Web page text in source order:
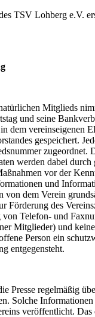
TSV Lohberg e.V.
Mitglieds
und seine
dem vereinseigenen
gespeichert.
zugeordnet.
werden dabei durch
vor der
und
von dem Verein
Förderung des
Telefon- und
Mitglieder) und
Person ein
entgegensteht.
Presse regelmäßig
Solche
veröffentlicht.